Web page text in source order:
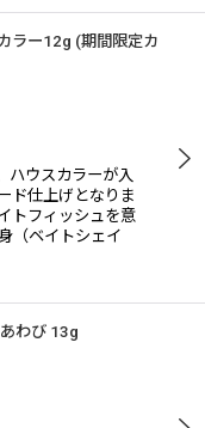
ラー12g (期間限定カ
ハウスカラーが入
ド仕上げとなりま
トフィッシュを意
（ベイトシェイ
わび 13g